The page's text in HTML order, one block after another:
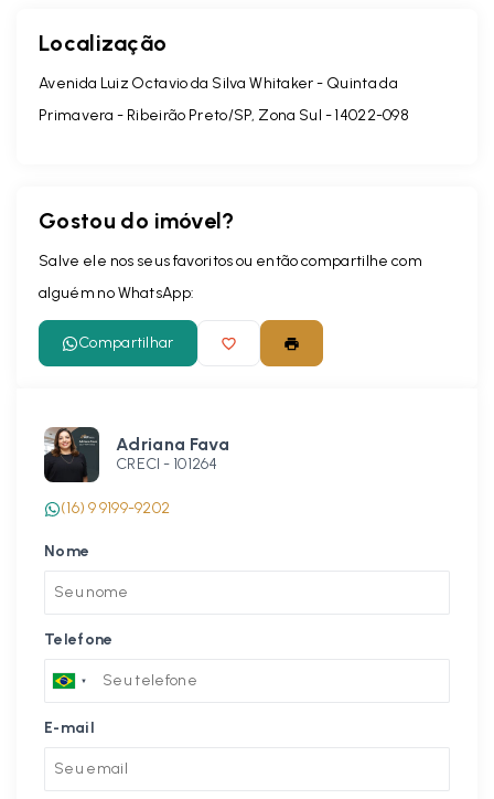
Localização
Avenida Luiz Octavio da Silva Whitaker - Quinta da
Primavera - Ribeirão Preto/SP, Zona Sul - 14022-098
Gostou do imóvel?
Salve ele nos seus favoritos ou então compartilhe com
alguém no WhatsApp:
Compartilhar
Adriana Fava
CRECI - 101264
(16) 9 9199-9202
Nome
Telefone
E-mail